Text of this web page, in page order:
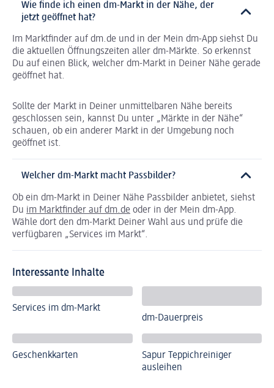
Wie finde ich einen dm-Markt in der Nähe, der
jetzt geöffnet hat?
Im Marktfinder auf dm.de und in der Mein dm-App siehst Du
die aktuellen Öffnungszeiten aller dm-Märkte. So erkennst
Du auf einen Blick, welcher dm-Markt in Deiner Nähe gerade
geöffnet hat.
Sollte der Markt in Deiner unmittelbaren Nähe bereits
geschlossen sein, kannst Du unter „Märkte in der Nähe“
schauen, ob ein anderer Markt in der Umgebung noch
geöffnet ist.
Welcher dm-Markt macht Passbilder?
Ob ein dm-Markt in Deiner Nähe Passbilder anbietet, siehst
Du im Marktfinder auf dm.de oder in der Mein dm-App.
Wähle dort den dm-Markt Deiner Wahl aus und prüfe die
verfügbaren „Services im Markt“.
Interessante Inhalte
Services im dm-Markt
dm-Dauerpreis
Geschenkkarten
Sapur Teppichreiniger
ausleihen